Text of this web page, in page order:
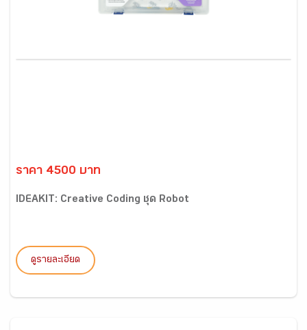
ราคา 4500 บาท
IDEAKIT: Creative Coding ชุด Robot
ดูรายละเอียด